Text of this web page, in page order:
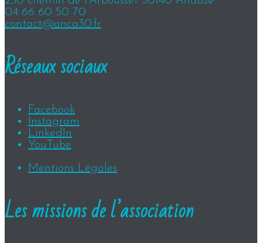
04 66 60 50 70
contact@anca30.fr
Réseaux sociaux
Facebook
Instagram
LinkedIn
YouTube
Mentions Légales
Les missions de l’association